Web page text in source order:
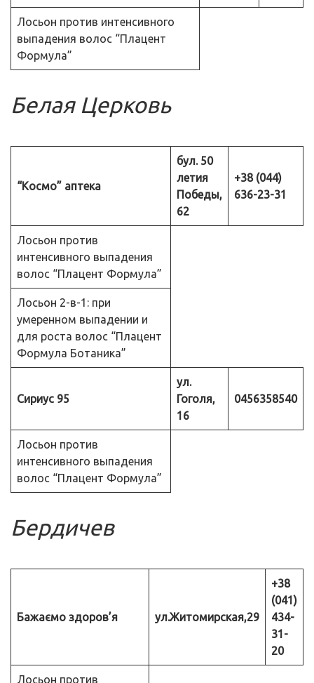
Лосьон против интенсивного
выпадения волос “Плацент
Формула”
Белая Церковь
“Космо” аптека
бул. 50
летия
Победы,
62
+38 (044)
636-23-31
Лосьон против
интенсивного выпадения
волос “Плацент Формула”
Лосьон 2-в-1: при
умеренном выпадении и
для роста волос “Плацент
Формула Ботаника”
Сириус 95
ул.
Гоголя,
16
0456358540
Лосьон против
интенсивного выпадения
волос “Плацент Формула”
Бердичев
Бажаємо здоров’я ул.Житомирская,29
+38
(041)
434-
31-
20
Лосьон против